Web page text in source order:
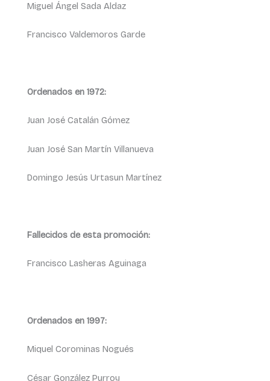
Miguel Ángel Sada Aldaz
Francisco Valdemoros Garde
Ordenados en 1972:
Juan José Catalán Gómez
Juan José San Martín Villanueva
Domingo Jesús Urtasun Martínez
Fallecidos de esta promoción:
Francisco Lasheras Aguinaga
Ordenados en 1997:
Miquel Corominas Nogués
César González Purroy